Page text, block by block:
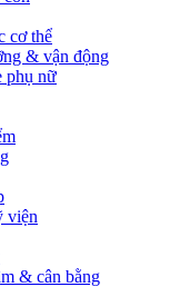
cơ thể
& vận động
phụ nữ
viện
& cân bằng